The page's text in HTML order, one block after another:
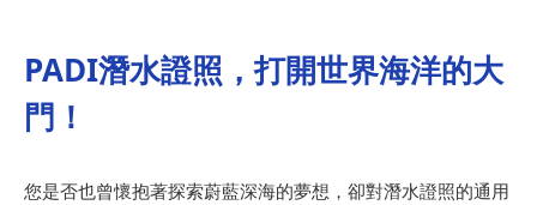
PADI潛水證照，打開世界海洋的大
門！
您是否也曾懷抱著探索蔚藍深海的夢想，卻對潛水證照的通用